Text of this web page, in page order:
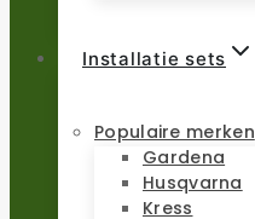
Installatie sets
Populaire merken
Gardena
Husqvarna
Kress